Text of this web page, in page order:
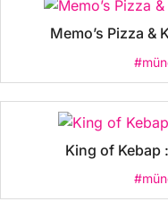
Memo’s Pizza &
King of Kebap